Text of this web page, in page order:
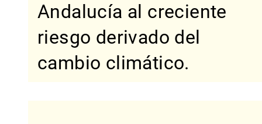
Andalucía al creciente
riesgo derivado del
cambio climático.